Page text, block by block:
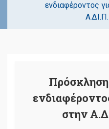
ενδιαφέροντος
στην